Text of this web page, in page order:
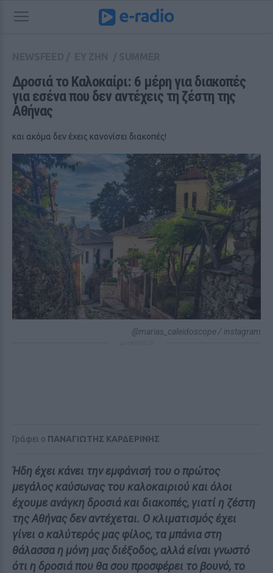
Δροσιά το Καλοκαίρι: 6 μέρη για διακοπές
για εσένα που δεν αντέχεις τη ζέστη της
Αθήνας
και ακόμα δεν έχεις κανονίσει διακοπές!
@marias_caleidoscope / instagram
Γράφει ο ΠΑΝΑΓΙΩΤΗΣ ΚΑΡΔΕΡΙΝΗΣ
Ήδη έχει κάνει την εμφάνισή του ο πρώτος
μεγάλος καύσωνας του καλοκαιριού και όλοι
έχουμε ανάγκη δροσιά και διακοπές, γιατί η ζέστη
της Αθήνας δεν αντέχεται. Ο κλιματισμός έχει
γίνει ο καλύτερός μας φίλος, τα μπάνια στη
θάλασσα η μόνη μας διέξοδος, αλλά είναι γνωστό
ότι η δροσιά που θα σου προσφέρει το βουνό, το